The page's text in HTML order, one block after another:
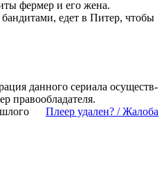
фермер и его жена.
едет в Питер, чтобы
дан­но­го се­риа­ла осу­ще­ст­в­
пра­во­об­ла­да­те­ля.
Пле­ер уда­лен? / Жа­ло­ба